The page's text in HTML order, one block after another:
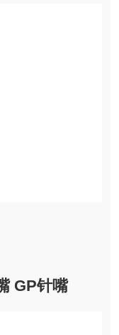
GP针嘴